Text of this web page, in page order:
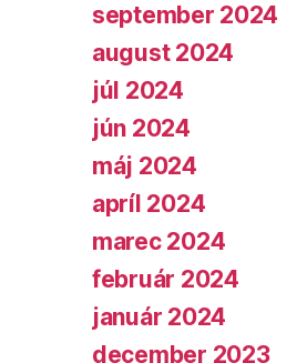
september 2024
august 2024
júl 2024
jún 2024
máj 2024
apríl 2024
marec 2024
február 2024
január 2024
december 2023